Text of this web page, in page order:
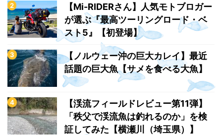
【Mi-RIDERさん】人気モトブロガー
が選ぶ『最高ツーリングロード・ベ
スト5』【初登場】
【ノルウェー沖の巨大カレイ】最近
話題の巨大魚【サメを食べる大魚】
【渓流フィールドレビュー第11弾】
「秩父で渓流魚は釣れるのか」を検
証してみた【横瀬川（埼玉県）】